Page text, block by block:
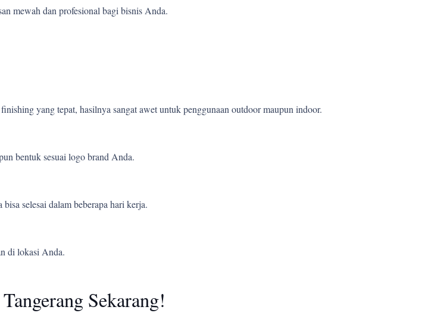
mewah dan profesional bagi bisnis Anda.
yang tepat, hasilnya sangat awet untuk penggunaan outdoor maupun indoor.
bentuk sesuai logo brand Anda.
selesai dalam beberapa hari kerja.
di lokasi Anda.
Sekarang!